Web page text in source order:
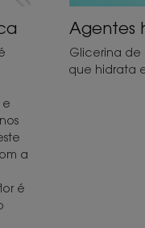
e
a
é
Agentes
Glicerina de
que hidrata